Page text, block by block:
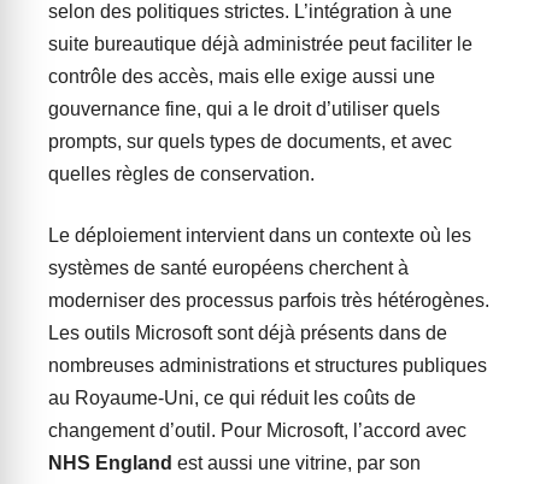
selon des politiques strictes. L’intégration à une
suite bureautique déjà administrée peut faciliter le
contrôle des accès, mais elle exige aussi une
gouvernance fine, qui a le droit d’utiliser quels
prompts, sur quels types de documents, et avec
quelles règles de conservation.
Le déploiement intervient dans un contexte où les
systèmes de santé européens cherchent à
moderniser des processus parfois très hétérogènes.
Les outils Microsoft sont déjà présents dans de
nombreuses administrations et structures publiques
au Royaume-Uni, ce qui réduit les coûts de
changement d’outil. Pour Microsoft, l’accord avec
NHS England est aussi une vitrine, par son